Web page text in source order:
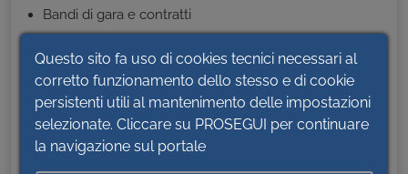
Bandi di gara e contratti
Bilanci
Beni immobili e gestione patrimonio
Controlli e rilievi sull'amministrazione
Servizi erogati
Questo sito fa uso di cookies tecnici necessari al
corretto funzionamento dello stesso e di cookie
persistenti utili al mantenimento delle impostazioni
selezionate. Cliccare su PROSEGUI per continuare
la navigazione sul portale